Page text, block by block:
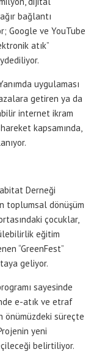
bağlantı
Google ve YouTube
atık”
uygulaması
getiren ya da
internet ikram
kapsamında,
Derneği
toplumsal dönüşüm
çocuklar,
eğitim
“GreenFest”
geliyor.
sayesinde
e-atık ve etraf
önümüzdeki süreçte
yeni
belirtiliyor.